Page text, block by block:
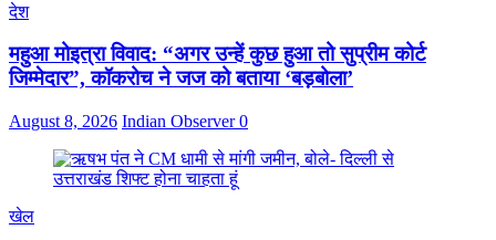
देश
महुआ मोइत्रा विवाद: “अगर उन्हें कुछ हुआ तो सुप्रीम कोर्ट
जिम्मेदार”, कॉकरोच ने जज को बताया ‘बड़बोला’
August 8, 2026 Indian Observer0
खेल